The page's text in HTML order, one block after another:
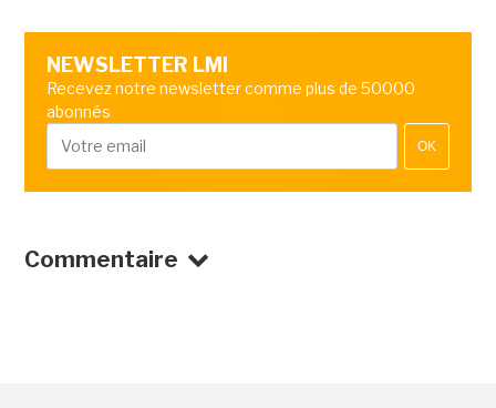
NEWSLETTER LMI
Recevez notre newsletter comme plus de 50000
abonnés
OK
Commentaire